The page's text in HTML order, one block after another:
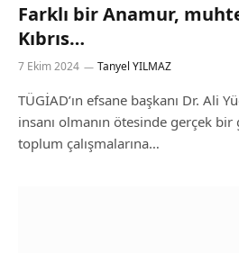
Farklı bir Anamur,
Kıbrıs…
7 Ekim 2024 Tanyel YILMAZ
TÜGİAD’ın efsane başkanı Dr. Ali
insanı olmanın ötesinde gerçek
toplum çalışmalarına…